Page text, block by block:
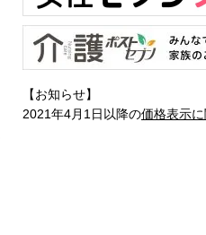
【お知らせ】
2021年4月1日以降の価格表示